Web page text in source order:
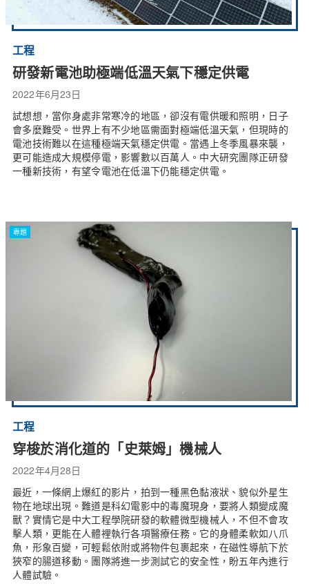
工程
研發新電池助極端低溫天氣下穩定供電
2022年6月23日
試想想，當你身處非常寒冷的地區，卻沒有電供暖和照明，日子
會多麼難受。世界上有不少地區需面對極端低溫天氣，但現時的
電池技術難以在這種極端天氣穩定供電。當遇上冬季風暴來襲，
更可能造成大規模停電，影響數以百萬人。中大研究團隊正研發
一種新技術，有望令電池在低溫下仍能穩定供電。
專題
工程
穿梭於消化道的「史萊姆」機械人
2022年4月28日
最近，一條網上爆紅的影片，拍到一種黑色黏液狀、貌似外星生
物在地球出現。難道是科幻電影中的毒魔現身，要將人類變成魔
獸？實情它是中大工程學院研發的軟體微型機械人，不但不會攻
擊人類，更能在人體裡執行各項醫療任務。它的身體柔軟如八爪
魚，形象百變，可輕鬆依附或將物件包裹起來，在磁性導航下於
狹窄的腸道移動。團隊將進一步測試它的安全性，盼五年內進行
人體試驗。